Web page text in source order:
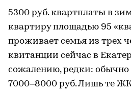
5300 руб. квартплаты в
квартиру площадью 95
проживает семья из трех
квитанции сейчас в
сожалению, редки:
7000–8000 руб. Лишь те